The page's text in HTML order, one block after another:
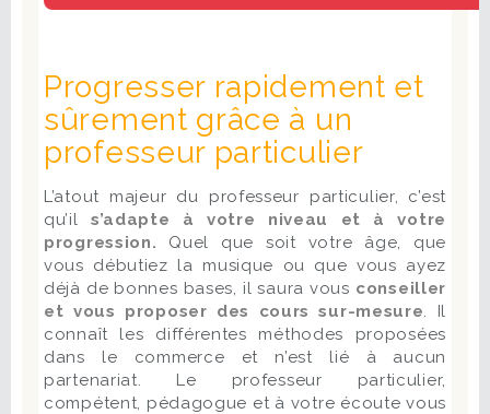
Progresser rapidement et
sûrement grâce à un
professeur particulier
L’atout majeur du professeur particulier, c’est
qu’il s’adapte à votre niveau et à votre
progression. Quel que soit votre âge, que
vous débutiez la musique ou que vous ayez
déjà de bonnes bases, il saura vous conseiller
et vous proposer des cours sur-mesure. Il
connaît les différentes méthodes proposées
dans le commerce et n’est lié à aucun
partenariat. Le professeur particulier,
compétent, pédagogue et à votre écoute vous